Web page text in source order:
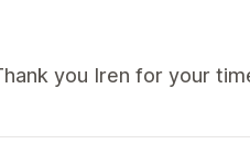
you Iren for your